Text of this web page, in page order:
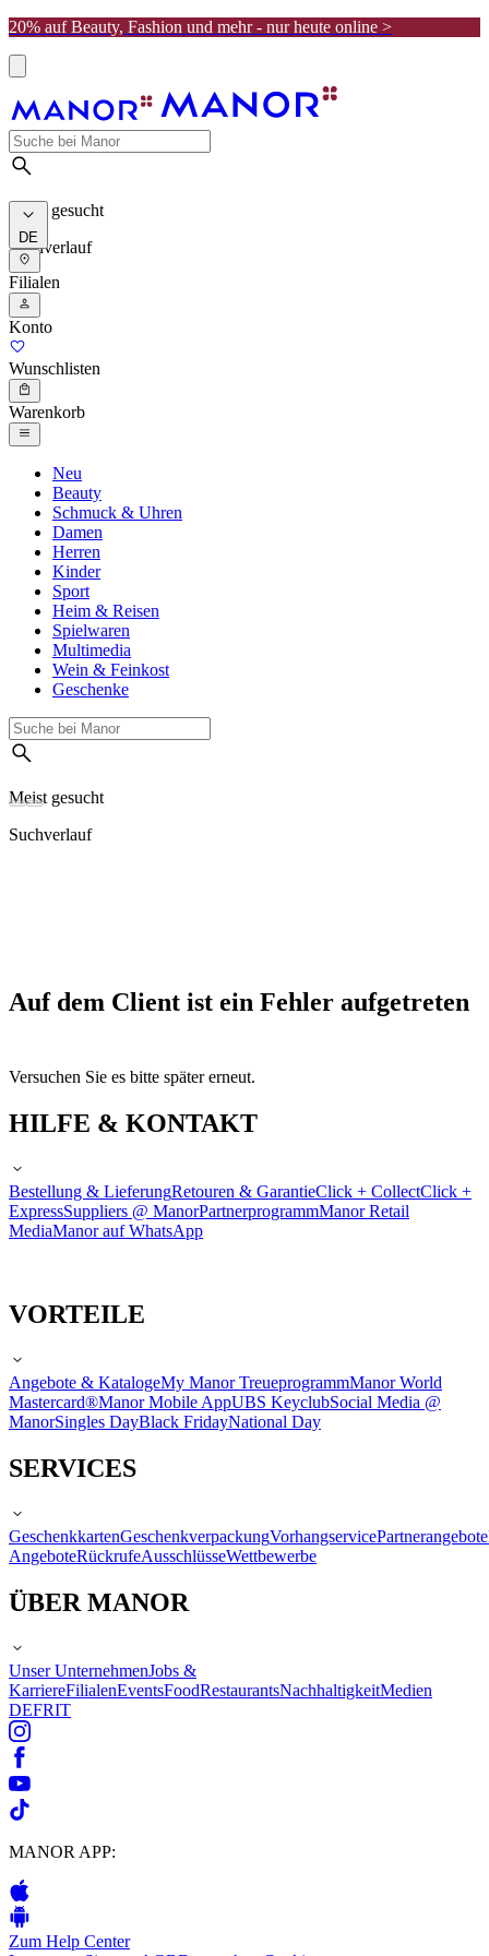
20% auf Beauty, Fashion und mehr - nur heute online >
Meist gesucht
Suchverlauf
DE
Filialen
Konto
Wunschlisten
Warenkorb
Neu
Beauty
Schmuck & Uhren
Damen
Herren
Kinder
Sport
Heim & Reisen
Spielwaren
Multimedia
Wein & Feinkost
Geschenke
Meist gesucht
Suchverlauf
Auf dem Client ist ein Fehler aufgetreten
Versuchen Sie es bitte später erneut.
HILFE & KONTAKT
Bestellung & LieferungRetouren & GarantieClick + CollectClick +
ExpressSuppliers @ ManorPartnerprogrammManor Retail
MediaManor auf WhatsApp
VORTEILE
Angebote & KatalogeMy Manor TreueprogrammManor World
Mastercard®Manor Mobile AppUBS KeyclubSocial Media @
ManorSingles DayBlack FridayNational Day
SERVICES
GeschenkkartenGeschenkverpackungVorhangservicePartnerangebote
AngeboteRückrufeAusschlüsseWettbewerbe
ÜBER MANOR
Unser UnternehmenJobs &
KarriereFilialenEventsFoodRestaurantsNachhaltigkeitMedien
DEFRIT
MANOR APP:
Zum Help Center